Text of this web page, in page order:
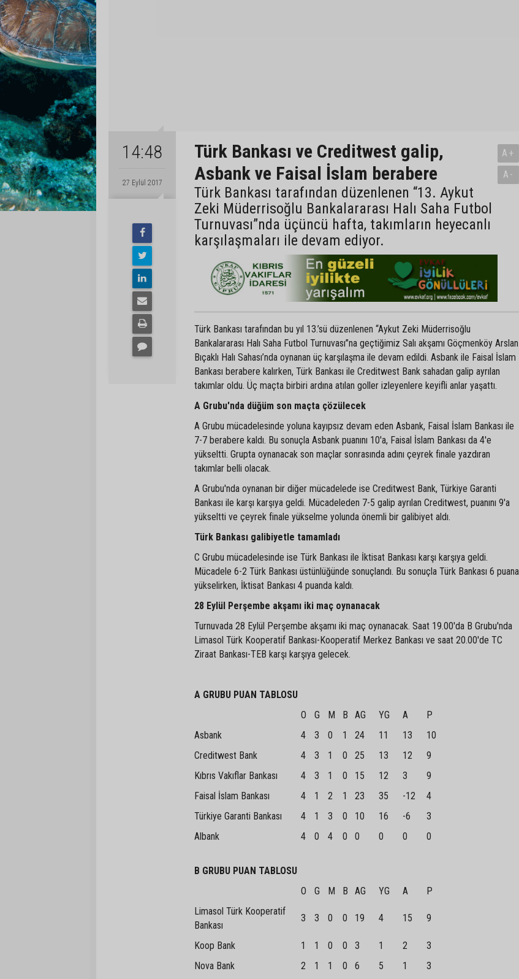
14:48
27 Eylül 2017
Türk Bankası ve Creditwest galip,
Asbank ve Faisal İslam berabere
Türk Bankası tarafından düzenlenen “13. Aykut
Zeki Müderrisoğlu Bankalararası Halı Saha Futbol
Turnuvası”nda üçüncü hafta, takımların heyecanlı
karşılaşmaları ile devam ediyor.
A+
A-
Türk Bankası tarafından bu yıl 13.’sü düzenlenen ‘‘Aykut Zeki Müderrisoğlu
Bankalararası Halı Saha Futbol Turnuvası’’na geçtiğimiz Salı akşamı Göçmenköy Arslan
Bıçaklı Halı Sahası’nda oynanan üç karşılaşma ile devam edildi. Asbank ile Faisal İslam
Bankası berabere kalırken, Türk Bankası ile Creditwest Bank sahadan galip ayrılan
takımlar oldu. Üç maçta birbiri ardına atılan goller izleyenlere keyifli anlar yaşattı.
A Grubu'nda düğüm son maçta çözülecek
A Grubu mücadelesinde yoluna kayıpsız devam eden Asbank, Faisal İslam Bankası ile
7-7 berabere kaldı. Bu sonuçla Asbank puanını 10'a, Faisal İslam Bankası da 4'e
yükseltti. Grupta oynanacak son maçlar sonrasında adını çeyrek finale yazdıran
takımlar belli olacak.
A Grubu'nda oynanan bir diğer mücadelede ise Creditwest Bank, Türkiye Garanti
Bankası ile karşı karşıya geldi. Mücadeleden 7-5 galip ayrılan Creditwest, puanını 9'a
yükseltti ve çeyrek finale yükselme yolunda önemli bir galibiyet aldı.
Türk Bankası galibiyetle tamamladı
C Grubu mücadelesinde ise Türk Bankası ile İktisat Bankası karşı karşıya geldi.
Mücadele 6-2 Türk Bankası üstünlüğünde sonuçlandı. Bu sonuçla Türk Bankası 6 puana
yükselirken, İktisat Bankası 4 puanda kaldı.
28 Eylül Perşembe akşamı iki maç oynanacak
Turnuvada 28 Eylül Perşembe akşamı iki maç oynanacak. Saat 19.00'da B Grubu'nda
Limasol Türk Kooperatif Bankası-Kooperatif Merkez Bankası ve saat 20.00'de TC
Ziraat Bankası-TEB karşı karşıya gelecek.
A GRUBU PUAN TABLOSU
O
G M B AG YG A
P
Asbank
4 3 0 1 24 11 13
10
Creditwest Bank
4 3 1 0 25 13 12
9
Kıbrıs Vakıflar Bankası
4 3 1 0 15 12 3
9
Faisal İslam Bankası
4 1 2 1 23 35 -12
4
Türkiye Garanti Bankası
4 1 3 0 10 16 -6
3
Albank
4 0 4 0 0 0 0 0
B GRUBU PUAN TABLOSU
O
G M B AG YG A
P
Limasol Türk Kooperatif
Bankası
3 3 0 0 19 4 15 9
Koop Bank 1 1 0 0 3 1 2
3
Nova Bank
2 1 1 0 6 5 1
3